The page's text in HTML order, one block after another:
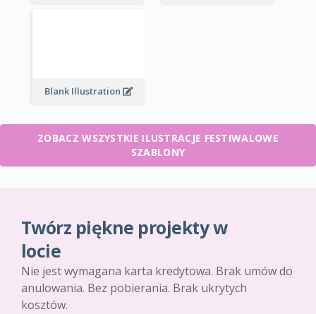
Blank Illustration
ZOBACZ WSZYSTKIE ILUSTRACJE FESTIWALOWE
SZABLONY
Twórz piękne projekty w
locie
Nie jest wymagana karta kredytowa. Brak umów do
anulowania. Bez pobierania. Brak ukrytych
kosztów.